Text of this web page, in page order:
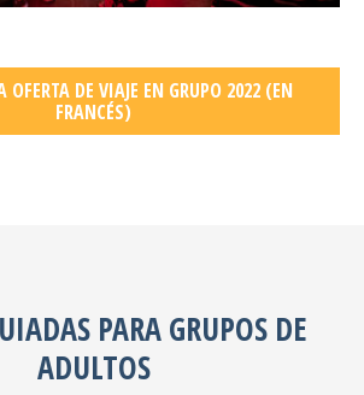
OFERTA DE VIAJE EN GRUPO 2022 (EN
FRANCÉS)
PARA GRUPOS DE
ADULTOS